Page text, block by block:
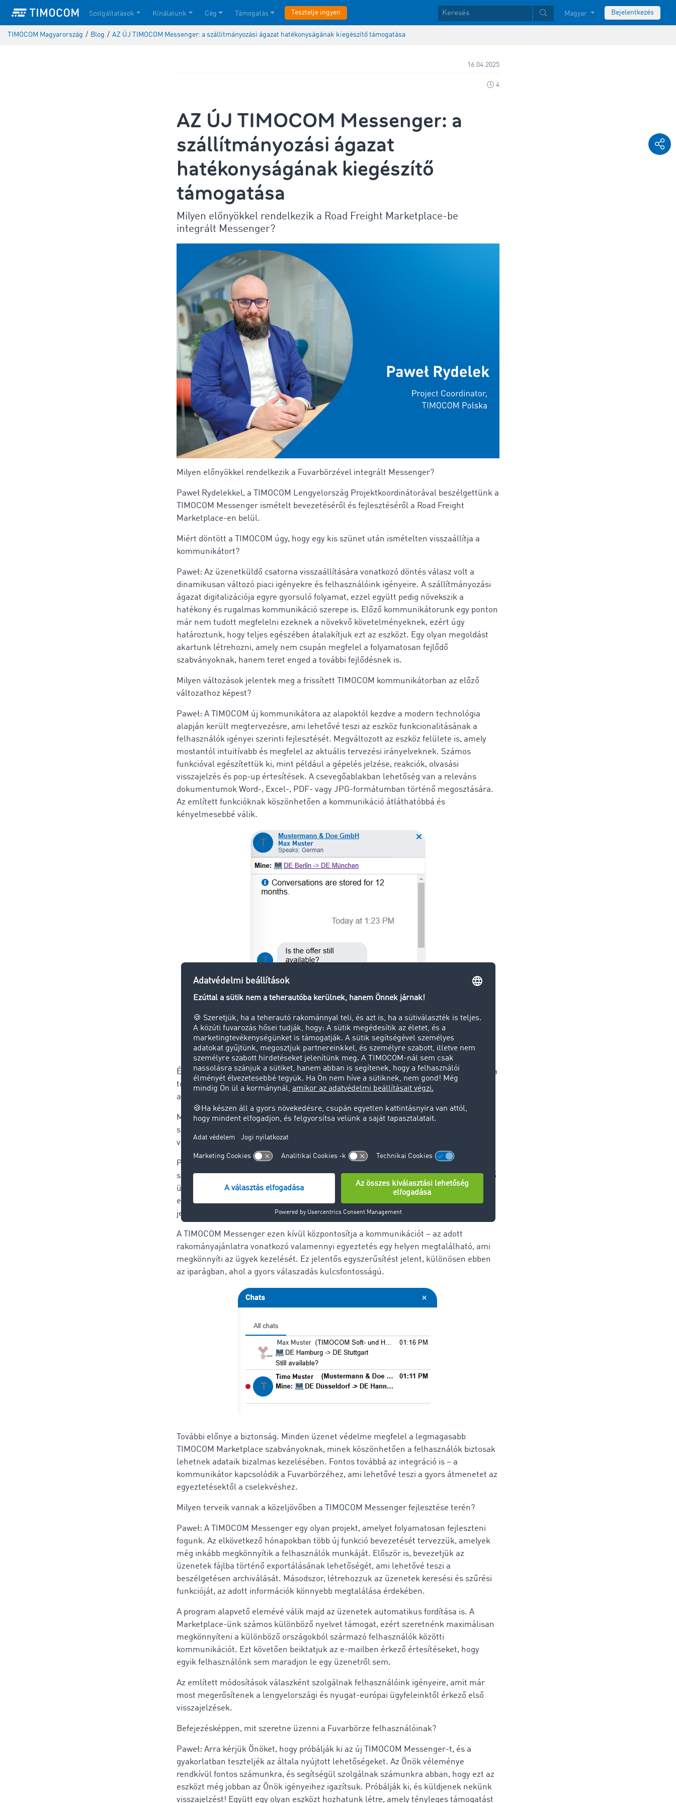
Szolgáltatások Kínálatunk Cég Támogatás Tesztelje ingyen Magyar Bejelentkezés
TIMOCOM Magyarország / Blog / AZ ÚJ TIMOCOM Messenger: a szállítmányozási ágazat hatékonyságának kiegészítő támogatása
16.04.2025
4
AZ ÚJ TIMOCOM Messenger: a
szállítmányozási ágazat
hatékonyságának kiegészítő
támogatása
Milyen előnyökkel rendelkezik a Road Freight Marketplace-be
integrált Messenger?
Milyen előnyökkel rendelkezik a Fuvarbörzével integrált Messenger?
Paweł Rydelekkel, a TIMOCOM Lengyelország Projektkoordinátorával beszélgettünk a
TIMOCOM Messenger ismételt bevezetéséről és fejlesztéséről a Road Freight
Marketplace-en belül.
Miért döntött a TIMOCOM úgy, hogy egy kis szünet után ismételten visszaállítja a
kommunikátort?
Paweł: Az üzenetküldő csatorna visszaállítására vonatkozó döntés válasz volt a
dinamikusan változó piaci igényekre és felhasználóink igényeire. A szállítmányozási
ágazat digitalizációja egyre gyorsuló folyamat, ezzel együtt pedig növekszik a
hatékony és rugalmas kommunikáció szerepe is. Előző kommunikátorunk egy ponton
már nem tudott megfelelni ezeknek a növekvő követelményeknek, ezért úgy
határoztunk, hogy teljes egészében átalakítjuk ezt az eszközt. Egy olyan megoldást
akartunk létrehozni, amely nem csupán megfelel a folyamatosan fejlődő
szabványoknak, hanem teret enged a további fejlődésnek is.
Milyen változások jelentek meg a frissített TIMOCOM kommunikátorban az előző
változathoz képest?
Paweł: A TIMOCOM új kommunikátora az alapoktól kezdve a modern technológia
alapján került megtervezésre, ami lehetővé teszi az eszköz funkcionalitásának a
felhasználók igényei szerinti fejlesztését. Megváltozott az eszköz felülete is, amely
mostantól intuitívabb és megfelel az aktuális tervezési irányelveknek. Számos
funkcióval egészítettük ki, mint például a gépelés jelzése, reakciók, olvasási
visszajelzés és pop-up értesítések. A csevegőablakban lehetőség van a releváns
dokumentumok Word-, Excel-, PDF- vagy JPG-formátumban történő megosztására.
Az említett funkcióknak köszönhetően a kommunikáció átláthatóbbá és
kényelmesebbé válik.
És ami még fontosabb, hogy az új technológia óriási lehetőségeket kínál számunkra a
további fejlődésre. Ez már nem egy statikus eszköz, hanem egy olyan megoldás,
amely a logisztikai és szállítmányozási ágazat változó igényeivel együtt fejlődik.
Miként válik a TIMOCOM Messenger nélkülözhetetlen kommunikációs eszközzé a
szállítmányozás és logisztika területén? Milyen előnyökkel rendelkezik az e-mailes
vagy telefonos kommunikációval szemben?
Paweł: A TIMOCOM Messenger természetes választás egyre több felhasználó
számára, különösen azok számára, akik hozzászoktak a közösségi médiában működő
üzenetküldő alkalmazásokhoz. Ez egy kényelmes, gyors és intuitív eszköz, amely
egyesíti az ad hoc telefonhívásokat a megállapodásoknak az e-mailes levelezésre
jellemző dokumentálásával.
A TIMOCOM Messenger ezen kívül központosítja a kommunikációt – az adott
rakományajánlatra vonatkozó valamennyi egyeztetés egy helyen megtalálható, ami
megkönnyíti az ügyek kezelését. Ez jelentős egyszerűsítést jelent, különösen ebben
az iparágban, ahol a gyors válaszadás kulcsfontosságú.
További előnye a biztonság. Minden üzenet védelme megfelel a legmagasabb
TIMOCOM Marketplace szabványoknak, minek köszönhetően a felhasználók biztosak
lehetnek adataik bizalmas kezelésében. Fontos továbbá az integráció is – a
kommunikátor kapcsolódik a Fuvarbörzéhez, ami lehetővé teszi a gyors átmenetet az
egyeztetésektől a cselekvéshez.
Milyen terveik vannak a közeljövőben a TIMOCOM Messenger fejlesztése terén?
Paweł: A TIMOCOM Messenger egy olyan projekt, amelyet folyamatosan fejleszteni
fogunk. Az elkövetkező hónapokban több új funkció bevezetését tervezzük, amelyek
még inkább megkönnyítik a felhasználók munkáját. Először is, bevezetjük az
üzenetek fájlba történő exportálásának lehetőségét, ami lehetővé teszi a
beszélgetésen archiválását. Másodszor, létrehozzuk az üzenetek keresési és szűrési
funkcióját, az adott információk könnyebb megtalálása érdekében.
A program alapvető elemévé válik majd az üzenetek automatikus fordítása is. A
Marketplace-ünk számos különböző nyelvet támogat, ezért szeretnénk maximálisan
megkönnyíteni a különböző országokból származó felhasználók közötti
kommunikációt. Ezt követően beiktatjuk az e-mailben érkező értesítéseket, hogy
egyik felhasználónk sem maradjon le egy üzenetről sem.
Az említett módosítások válaszként szolgálnak felhasználóink igényeire, amit már
most megerősítenek a lengyelországi és nyugat-európai ügyfeleinktől érkező első
visszajelzések.
Befejezésképpen, mit szeretne üzenni a Fuvarbörze felhasználóinak?
Paweł: Arra kérjük Önöket, hogy próbálják ki az új TIMOCOM Messenger-t, és a
gyakorlatban teszteljék az általa nyújtott lehetőségeket. Az Önök véleménye
rendkívül fontos számunkra, és segítségül szolgálnak számunkra abban, hogy ezt az
eszközt még jobban az Önök igényeihez igazítsuk. Próbálják ki, és küldjenek nekünk
visszajelzést! Együtt egy olyan eszközt hozhatunk létre, amely tényleges támogatást